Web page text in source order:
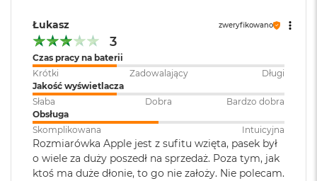
M
a
c
B
o
o
A
i
r
G
w
Łukasz zweryfikowano
3
Czas pracy na baterii
Krótki
Zadowalający
Długi
Jakość wyświetlacza
Słaba
Dobra
Bardzo dobra
Obsługa
Skomplikowana
Intuicyjna
Rozmiarówka Apple jest z sufitu wzięta, pasek był
o wiele za duży poszedł na sprzedaż. Poza tym, jak
ktoś ma duże dłonie, to go nie założy. Nie polecam.